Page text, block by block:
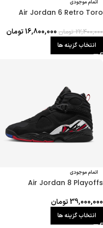
اتمام موجودی
Air Jordan 6 Retro Toro
22,400,000 تومان 16,800,000تومان
انتخاب گزینه ها
اتمام موجودی
Air Jordan 8 Playoffs
39,000,000تومان
انتخاب گزینه ها